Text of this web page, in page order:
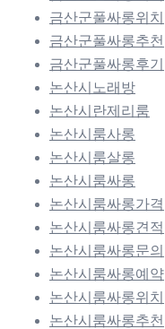
금산군풀싸롱위치
금산군풀싸롱추천
금산군풀싸롱후기
논산시노래방
논산시란제리룸
논산시룸사롱
논산시룸살롱
논산시룸싸롱
논산시룸싸롱가격
논산시룸싸롱견적
논산시룸싸롱문의
논산시룸싸롱예약
논산시룸싸롱위치
논산시룸싸롱추천